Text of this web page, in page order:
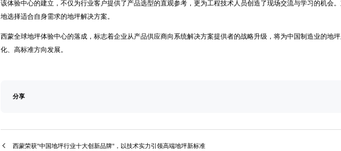
该体验中心的建立，不仅为行业客户提供了产品选型的直观参考，更为工程技术人员创造了现场交流与学习的机会
地选择适合自身需求的地坪解决方案。
西蒙全球地坪体验中心的落成，标志着企业从产品供应商向系统解决方案提供者的战略升级，将为中国制造业的地
化、高标准方向发展。
分享
西蒙荣获"中国地坪行业十大创新品牌"，以技术实力引领高端地坪新标准